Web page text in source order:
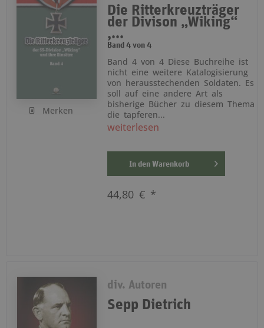
Merken
Die Ritterkreuzträger
der Divison „Wiking“
,...
Band 4 von 4
Band 4 von 4 Diese Buchreihe ist
nicht eine weitere Katalogisierung
von herausstechenden Soldaten. Es
soll auf eine andere Art als
bisherige Bücher zu diesem Thema
die tapferen...
weiterlesen
In den Warenkorb
44,80 € *
div. Autoren
Sepp Dietrich